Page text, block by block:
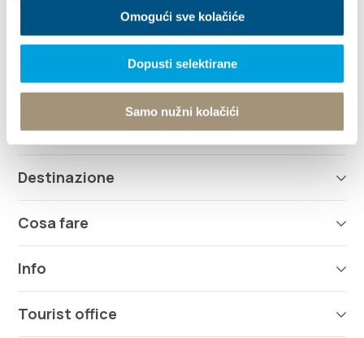
Omogući sve kolačiće
Dopusti selektirane
Samo nužni kolačići
+385 21 227 933
info@kastela-info.hr
Esplora
Destinazione
Cosa fare
Info
Tourist office